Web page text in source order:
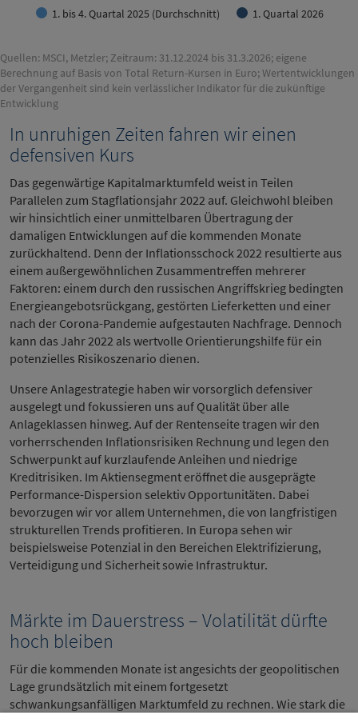
1. bis 4. Quartal 2025 (Durchschnitt) 1. Quartal 2026
Quellen: MSCI, Metzler; Zeitraum: 31.12.2024 bis 31.3.2026; eigene
Berechnung auf Basis von Total Return-Kursen in Euro; Wertentwicklungen
der Vergangenheit sind kein verlässlicher Indikator für die zukünftige
Entwicklung
In unruhigen Zeiten fahren wir einen
defensiven Kurs
Das gegenwärtige Kapitalmarktumfeld weist in Teilen
Parallelen zum Stagflationsjahr 2022 auf. Gleichwohl bleiben
wir hinsichtlich einer unmittelbaren Übertragung der
damaligen Entwicklungen auf die kommenden Monate
zurückhaltend. Denn der Inflationsschock 2022 resultierte aus
einem außergewöhnlichen Zusammentreffen mehrerer
Faktoren: einem durch den russischen Angriffskrieg bedingten
Energieangebotsrückgang, gestörten Lieferketten und einer
nach der Corona-Pandemie aufgestauten Nachfrage. Dennoch
kann das Jahr 2022 als wertvolle Orientierungshilfe für ein
potenzielles Risikoszenario dienen.
Unsere Anlagestrategie haben wir vorsorglich defensiver
ausgelegt und fokussieren uns auf Qualität über alle
Anlageklassen hinweg. Auf der Rentenseite tragen wir den
vorherrschenden Inflationsrisiken Rechnung und legen den
Schwerpunkt auf kurzlaufende Anleihen und niedrige
Kreditrisiken. Im Aktiensegment eröffnet die ausgeprägte
Performance-Dispersion selektiv Opportunitäten. Dabei
bevorzugen wir vor allem Unternehmen, die von langfristigen
strukturellen Trends profitieren. In Europa sehen wir
beispielsweise Potenzial in den Bereichen Elektrifizierung,
Verteidigung und Sicherheit sowie Infrastruktur.
Märkte im Dauerstress – Volatilität dürfte
hoch bleiben
Für die kommenden Monate ist angesichts der geopolitischen
Lage grundsätzlich mit einem fortgesetzt
schwankungsanfälligen Marktumfeld zu rechnen. Wie stark die